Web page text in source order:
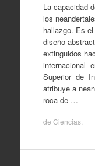
La capacidad
los
hallazgo. Es
diseño
extinguidos
internacional
Superior de
atribuye a
roca de …
de Ciencias.